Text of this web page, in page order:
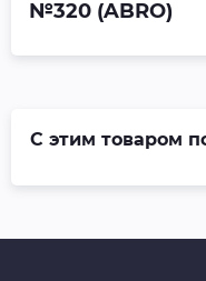
№320 (ABRO)
С этим товаром